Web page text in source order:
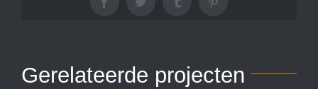
FacebookTwitter TumblrPinterest
Gerelateerde projecten